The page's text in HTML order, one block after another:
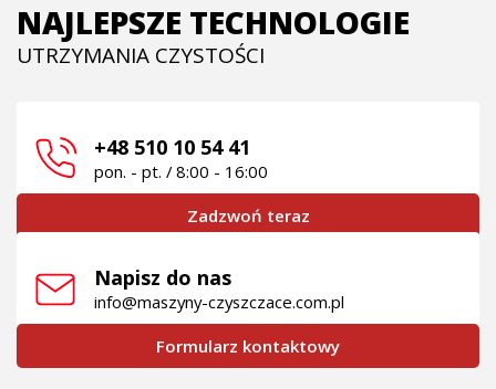
NAJLEPSZE TECHNOLOGIE
UTRZYMANIA CZYSTOŚCI
+48 510 10 54 41
pon. - pt. / 8:00 - 16:00
Zadzwoń teraz
Napisz do nas
info@maszyny-czyszczace.com.pl
Formularz kontaktowy